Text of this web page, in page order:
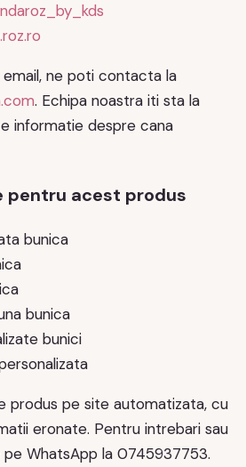
ne poti contacta la
. Echipa noastra iti sta la
informatie despre cana
pentru acest produs
bunica
bunica
bunici
produs pe site automatizata, cu
eronate. Pentru intrebari sau
WhatsApp la 0745937753.